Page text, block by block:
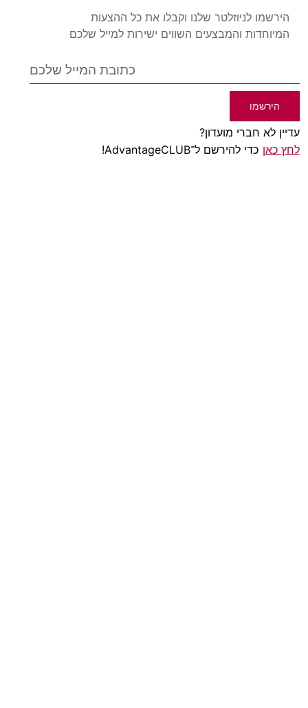
הירשמו לניוזלטר שלנו וקבלו את כל ההצעות
המיוחדות והמבצעים השווים ישירות למייל שלכם
הירשמו
עדיין לא חברי מועדון?
לחץ כאן כדי להירשם ל־AdvantageCLUB!